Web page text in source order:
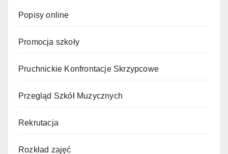
Popisy online
Promocja szkoły
Pruchnickie Konfrontacje Skrzypcowe
Przegląd Szkół Muzycznych
Rekrutacja
Rozkład zajęć